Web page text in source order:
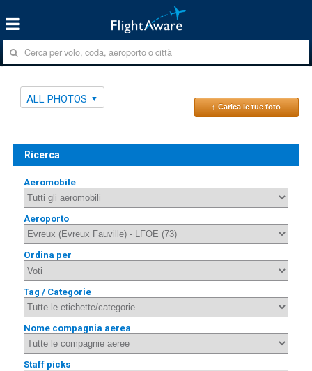
ALL PHOTOS
↑ Carica le tue foto
Ricerca
Aeromobile
Aeroporto
Ordina per
Tag / Categorie
Nome compagnia aerea
Staff picks